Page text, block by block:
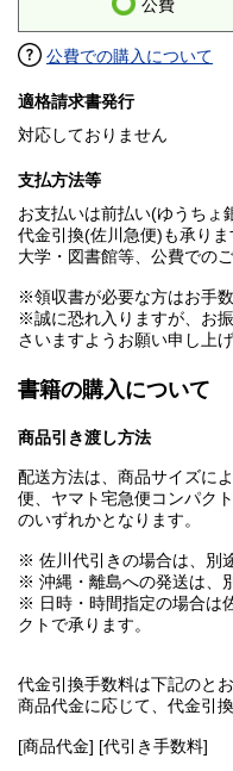
公費
公費での購入について
適格請求書発行
対応しておりません
支払方法等
お支払いは前払い(ゆうちょ
代金引換(佐川急便)も承りま
大学・図書館等、公費での
※領収書が必要な方はお手
※誠に恐れ入りますが、お
さいますようお願い申し上げ
書籍の購入について
商品引き渡し方法
配送方法は、商品サイズに
便、ヤマト宅急便コンパク
のいずれかとなります。
※ 佐川代引きの場合は、別
※ 沖縄・離島への発送は、
※ 日時・時間指定の場合は
クトで承ります。
代金引換手数料は下記のとお
商品代金に応じて、代金引
[商品代金] [代引き手数料]